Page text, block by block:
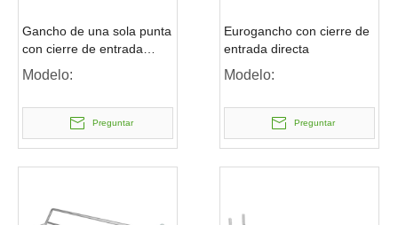
Gancho de una sola punta
con cierre de entrada
directa
Modelo:
Preguntar
Eurogancho con cierre de
entrada directa
Modelo:
Preguntar